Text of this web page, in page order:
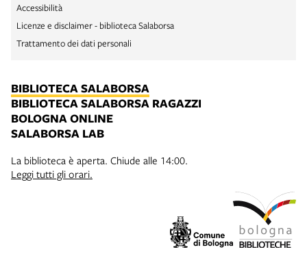
Accessibilità
Licenze e disclaimer - biblioteca Salaborsa
Trattamento dei dati personali
BIBLIOTECA SALABORSA
BIBLIOTECA SALABORSA RAGAZZI
BOLOGNA ONLINE
SALABORSA LAB
La biblioteca è aperta. Chiude alle 14:00.
Leggi tutti gli orari.